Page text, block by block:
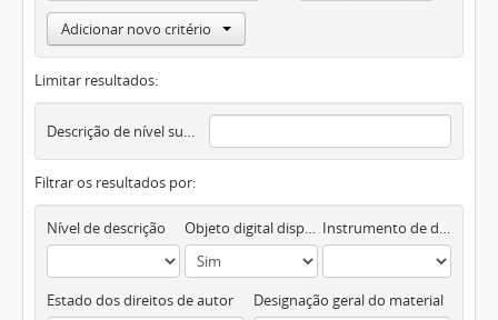
Adicionar novo critério
Limitar resultados:
Descrição de nível superior
Filtrar os resultados por:
Nível de descrição Objeto digital disponível Instrumento de descrição documental
Estado dos direitos de autor Designação geral do material